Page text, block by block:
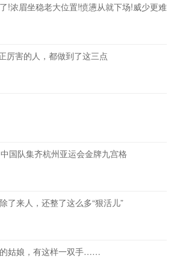
!浓眉坐稳老大位置!愤懑从就下场!威少更难
厉害的人，都做到了这三点
国队集齐杭州亚运会金牌九宫格
了来人，还整了这么多“狠活儿”
姑娘，有这样一双手……